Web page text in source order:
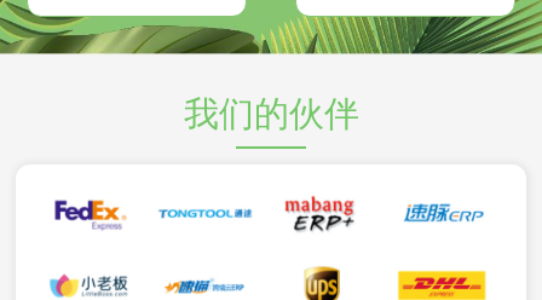
我们的伙伴